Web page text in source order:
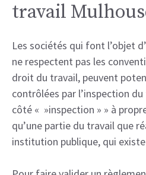
travail
Les sociétés qui font l’objet
ne respectent pas les
droit du travail, peuvent
contrôlées par l’inspection
côté « »inspection » » à
qu’une partie du travail que
institution publique, qui existe